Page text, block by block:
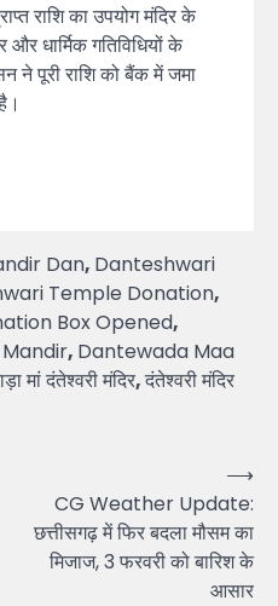
राशि का उपयोग मंदिर के
धार्मिक गतिविधियों के
ने पूरी राशि को बैंक में जमा
Dan, Danteshwari
Temple Donation,
Box Opened,
, Dantewada Maa
मां दंतेश्वरी मंदिर,दंतेश्वरी मंदिर
CG Weather Update:
छत्तीसगढ़ में फिर बदला मौसम का
मिजाज, 3 फरवरी को बारिश के
आसार
⟶